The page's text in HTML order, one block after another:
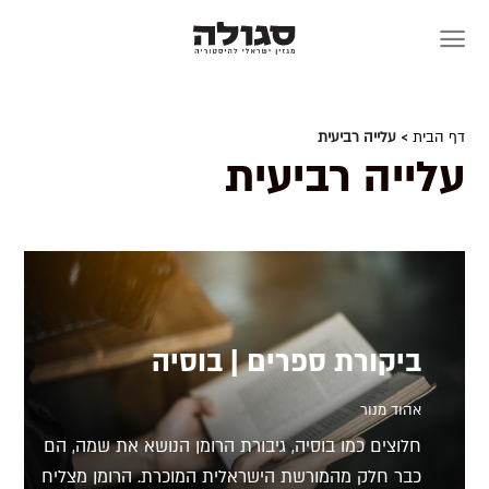
דף הבית > עלייה רביעית
עלייה רביעית
ביקורת ספרים | בוסיה
אהוד מנור
חלוצים כמו בוסיה, גיבורת הרומן הנושא את שמה, הם
כבר חלק מהמורשת הישראלית המוכרת. הרומן מצליח